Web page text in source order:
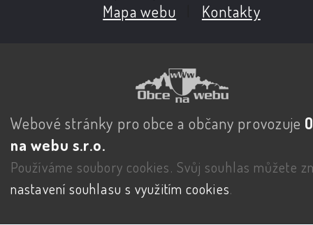
Mapa webu
Kontakty
Webové stránky pro obce a občany provozuje
na webu s.r.o.
Používáme soubory cookies. Svůj souhlas můžete
nastavení souhlasu s využitím cookies.